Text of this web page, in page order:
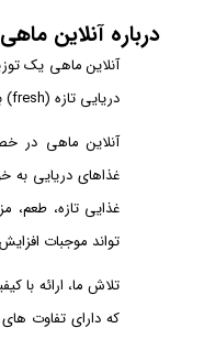
حسن
تون
داشت: با
گزارش
برگزاری
غذاهای
درباره آنلاین ماهی
آنلاین ماهی یک
دریایی تازه (fresh) با سرویس دهی کامل است.
آنلاین ماهی در
غذاهای دریایی به
غذایی تازه،
تواند موجبات
تلاش ما، ارائه با
که دارای تفاوت